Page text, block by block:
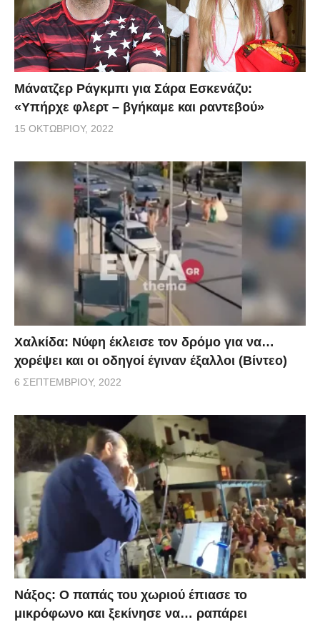
Μάνατζερ Ράγκμπι για Σάρα Εσκενάζυ:
«Υπήρχε φλερτ – βγήκαμε και ραντεβού»
15 ΟΚΤΩΒΡΊΟΥ, 2022
Χαλκίδα: Νύφη έκλεισε τον δρόμο για να…
χορέψει και οι οδηγοί έγιναν έξαλλοι (Βίντεο)
6 ΣΕΠΤΕΜΒΡΊΟΥ, 2022
Νάξος: Ο παπάς του χωριού έπιασε το
μικρόφωνο και ξεκίνησε να… ραπάρει